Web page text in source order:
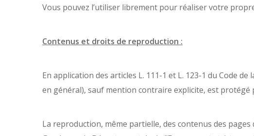
Vous pouvez l’utiliser librement pour réaliser votre
Contenus et droits de reproduction :
En application des articles L. 111-1 et L. 123-1 du Code
en général), sauf mention contraire explicite, est protégé
La reproduction, même partielle, des contenus des pages